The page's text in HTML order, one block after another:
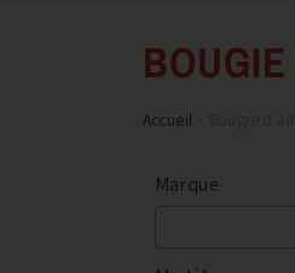
Accueil
Marque